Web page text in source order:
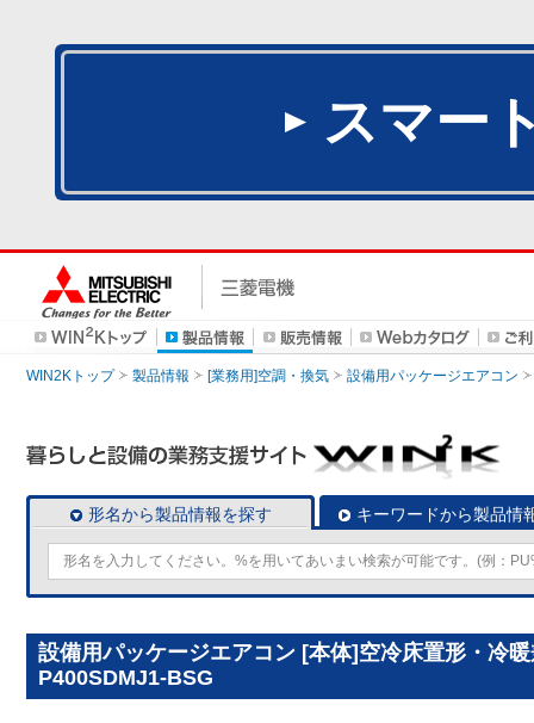
スマー
WIN2Kトップ 製品情報 [業務用]空調・換気 設備用パッケージエアコン
形名から製品情報を探す キーワードから製品情
設備用パッケージエアコン [本体]空冷床置形・冷
P400SDMJ1-BSG